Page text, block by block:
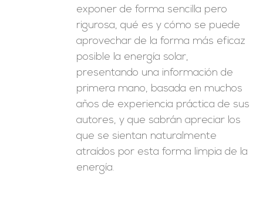
exponer de forma sencilla pero
rigurosa, qué es y cómo se puede
aprovechar de la forma más eficaz
posible la energía solar,
presentando una información de
primera mano, basada en muchos
años de experiencia práctica de sus
autores, y que sabrán apreciar los
que se sientan naturalmente
atraídos por esta forma limpia de la
energía.